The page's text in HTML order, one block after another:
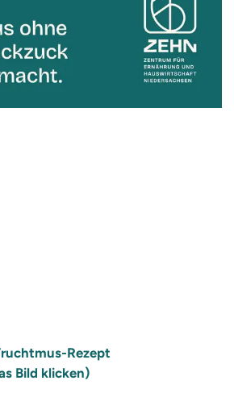
Rezept
Bild klicken)